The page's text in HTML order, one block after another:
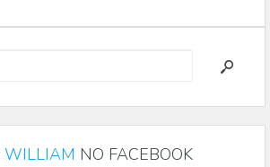
WILLIAM NO FACEBOOK